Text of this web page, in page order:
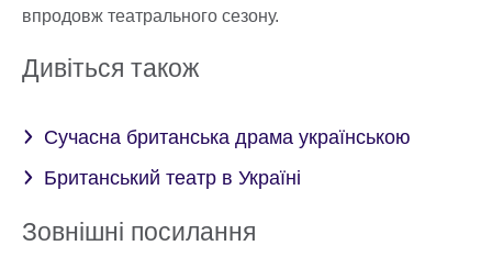
впродовж театрального сезону.
Дивіться також
Сучасна британська драма українською
Британський театр в Україні
Зовнішні посилання